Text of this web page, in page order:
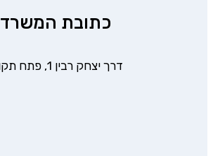
כתובת המשרד
דרך יצחק רבין 1, פתח תקווה